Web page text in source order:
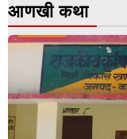
आणखी कथा